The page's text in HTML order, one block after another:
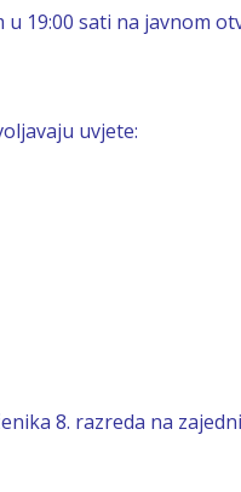
19:00 sati na javnom
uvjete:
8. razreda na